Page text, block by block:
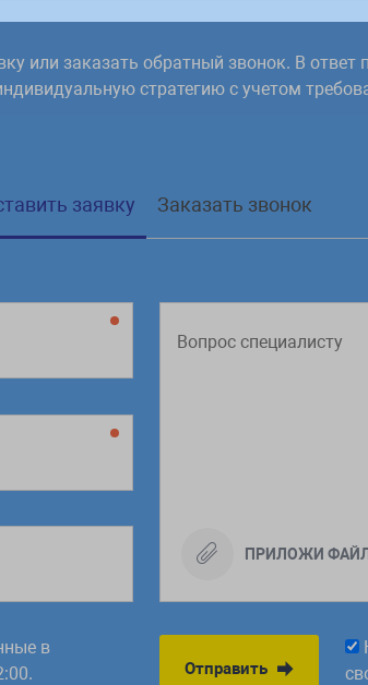
или заказать обратный звонок. В ответ
стратегию с учетом
заявку Заказать звонок
ПРИЛОЖИ
в
Отправить